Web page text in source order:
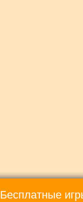
Бесплатные